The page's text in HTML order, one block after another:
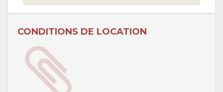
CONDITIONS DE LOCATION